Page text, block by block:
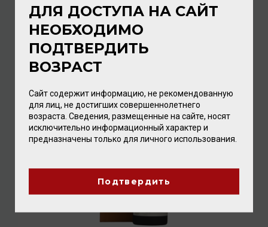
Loch Lomond Aged 12 Years Single Malt 46% 0,7л (к/
Виски / шотландский
ДЛЯ ДОСТУПА НА САЙТ
НЕОБХОДИМО
ПОДТВЕРДИТЬ
ВОЗРАСТ
Сайт содержит информацию, не рекомендованную
для лиц, не достигших совершеннолетнего
возраста. Сведения, размещенные на сайте, носят
исключительно информационный характер и
предназначены только для личного использования.
Подтвердить